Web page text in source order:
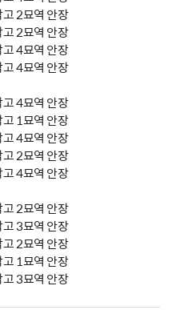
2묘역 안장
2묘역 안장
4묘역 안장
4묘역 안장
4묘역 안장
1묘역 안장
4묘역 안장
2묘역 안장
4묘역 안장
2묘역 안장
3묘역 안장
2묘역 안장
1묘역 안장
3묘역 안장